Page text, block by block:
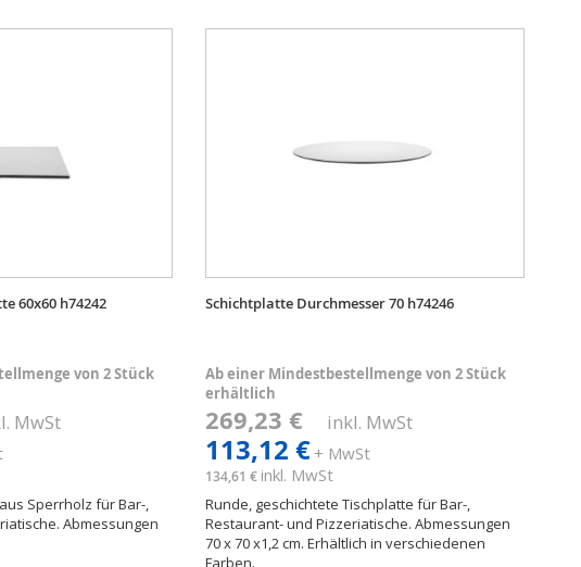
60x60 h74242
von 2 Stück
MwSt
Sperrholz für Bar-,
Abmessungen
Schichtplatte Durchmesser 70 h74246
Ab einer Mindestbestellmenge von 2 Stück
erhältlich
269,23 € inkl. MwSt
113,12 €+ MwSt
134,61 € inkl. MwSt
Runde, geschichtete Tischplatte für Bar-,
Restaurant- und Pizzeriatische. Abmessungen
70 x 70 x1,2 cm. Erhältlich in verschiedenen
Farben.